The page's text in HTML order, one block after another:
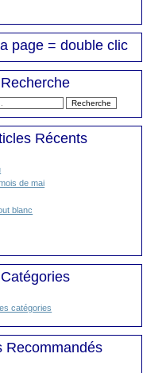
page = double clic
Recherche
Récents
de mai
blanc
Catégories
catégories
Recommandés